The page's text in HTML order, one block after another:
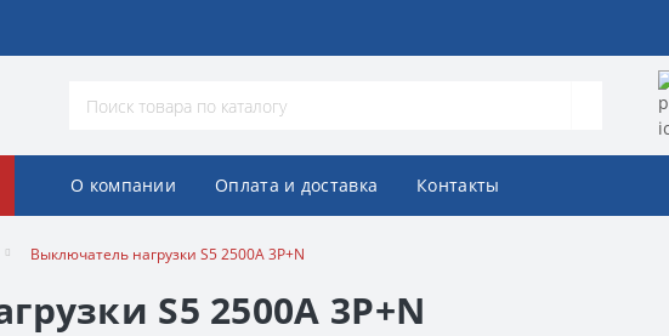
О компании Оплата и доставка Контакты
Выключатель нагрузки S5 2500A 3P+N
S5 2500A 3P+N